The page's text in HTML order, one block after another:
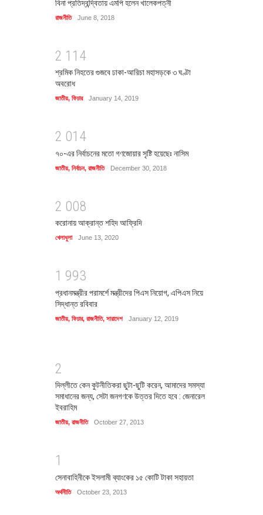
বিনা প্রতিদ্বন্দ্বিতায় এমপি হলেন খালেকপত্নী
রাজনীতি June 8, 2018
2 1 1 4
শ্রমিক নিহতের গুজবে ঢাকা-আরিচা মহাসড়কে ৩ ঘণ্টা
অবরোধ
জাতীয়, ফিচার January 14, 2019
2 01 4
৭০-এর নির্বাচনের মতো গণজোয়ার সৃষ্টি হয়েছেঃ নাসিম
জাতীয়, নির্বাচন, রাজনীতি December 30, 2018
2 008
করোনায় আক্রান্ত শহিদ আফ্রিদি
খেলাধুলা June 13, 2020
1 993
প্রধানমন্ত্রীর পরামর্শে মন্ত্রীদের পিএস নিয়োগ, এপিএস নিয়ে
সিদ্ধান্ত রবিবার
জাতীয়, ফিচার, রাজনীতি, সারাদেশ January 12, 2019
2
দিল্লীতে কেন কুটনীতিকরা ছুটা-ছুটি করেন, আমাদের সমস্যা
সমাধানের জন্য, সেটা জনগণকে উত্তর দিতে হবে : জেনারেল
ইবরাহিম
জাতীয়, রাজনীতি October 27, 2013
1
সেনাবাহিনীকে ইসলামী ব্যাংকের ১৫ কোটি টাকা সহায়তা
অর্থনীতি October 23, 2013